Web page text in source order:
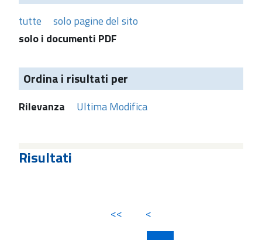
tutte
solo pagine del sito
solo i documenti PDF
Ordina i risultati per
Rilevanza Ultima Modifica
Risultati
<< <